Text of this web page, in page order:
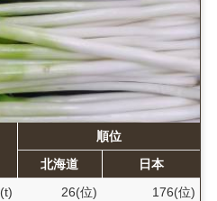
順位
北海道
日本
26(位)
176(位)